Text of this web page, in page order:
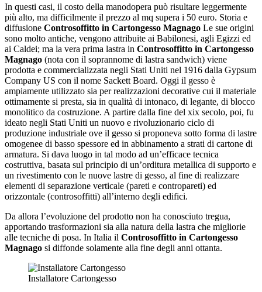
In questi casi, il costo della manodopera può risultare leggermente
più alto, ma difficilmente il prezzo al mq supera i 50 euro. Storia e
diffusione Controsoffitto in Cartongesso Magnago Le sue origini
sono molto antiche, vengono attribuite ai Babilonesi, agli Egizzi ed
ai Caldei; ma la vera prima lastra in Controsoffitto in Cartongesso
Magnago (nota con il soprannome di lastra sandwich) viene
prodotta e commercializzata negli Stati Uniti nel 1916 dalla Gypsum
Company US con il nome Sackett Board. Oggi il gesso è
ampiamente utilizzato sia per realizzazioni decorative cui il materiale
ottimamente si presta, sia in qualità di intonaco, di legante, di blocco
monolitico da costruzione. A partire dalla fine del xix secolo, poi, fu
ideato negli Stati Uniti un nuovo e rivoluzionario ciclo di
produzione industriale ove il gesso si proponeva sotto forma di lastre
omogenee di basso spessore ed in abbinamento a strati di cartone di
armatura. Si dava luogo in tal modo ad un’efficace tecnica
costruttiva, basata sul principio di un’orditura metallica di supporto e
un rivestimento con le nuove lastre di gesso, al fine di realizzare
elementi di separazione verticale (pareti e contropareti) ed
orizzontale (controsoffitti) all’interno degli edifici.
Da allora l’evoluzione del prodotto non ha conosciuto tregua,
apportando trasformazioni sia alla natura della lastra che migliorie
alle tecniche di posa. In Italia il Controsoffitto in Cartongesso
Magnago si diffonde solamente alla fine degli anni ottanta.
Installatore Cartongesso